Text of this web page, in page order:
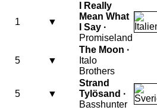
1 ▼
I Really
Mean What
I Say ·
Promiseland
5 ▼
The Moon ·
Italo
Brothers
5 ▼
Strand
Tylösand ·
Basshunter